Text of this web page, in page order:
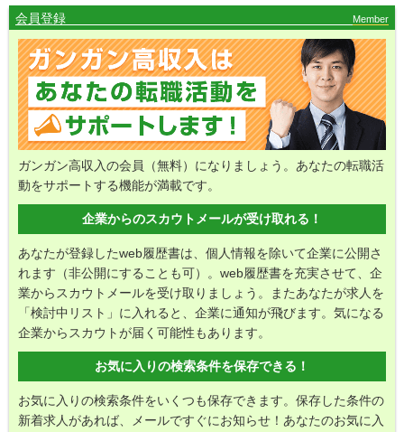
会員登録 Member
ガンガン高収入の会員（無料）になりましょう。あなたの転職活
動をサポートする機能が満載です。
企業からのスカウトメールが受け取れる！
あなたが登録したweb履歴書は、個人情報を除いて企業に公開さ
れます（非公開にすることも可）。web履歴書を充実させて、企
業からスカウトメールを受け取りましょう。またあなたが求人を
「検討中リスト」に入れると、企業に通知が飛びます。気になる
企業からスカウトが届く可能性もあります。
お気に入りの検索条件を保存できる！
お気に入りの検索条件をいくつも保存できます。保存した条件の
新着求人があれば、メールですぐにお知らせ！あなたのお気に入